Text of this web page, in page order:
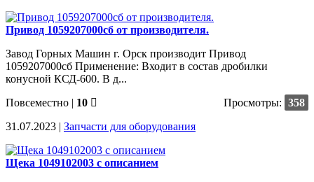
Привод 1059207000сб от производителя.
Завод Горных Машин г. Орск производит Привод
1059207000сб Применение: Входит в состав дробилки
конусной КСД-600. В д...
Повсеместно | 10 Просмотры: 358
31.07.2023 | Запчасти для оборудования
Щека 1049102003 с описанием